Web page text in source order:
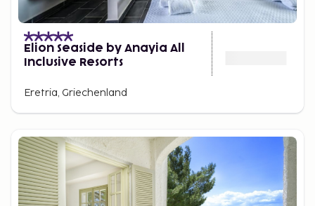
Elion Seaside by Anayia All
Inclusive Resorts
Eretria, Griechenland